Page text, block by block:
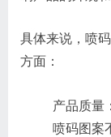
具体来说，喷
方面：
产品质量
喷码图案